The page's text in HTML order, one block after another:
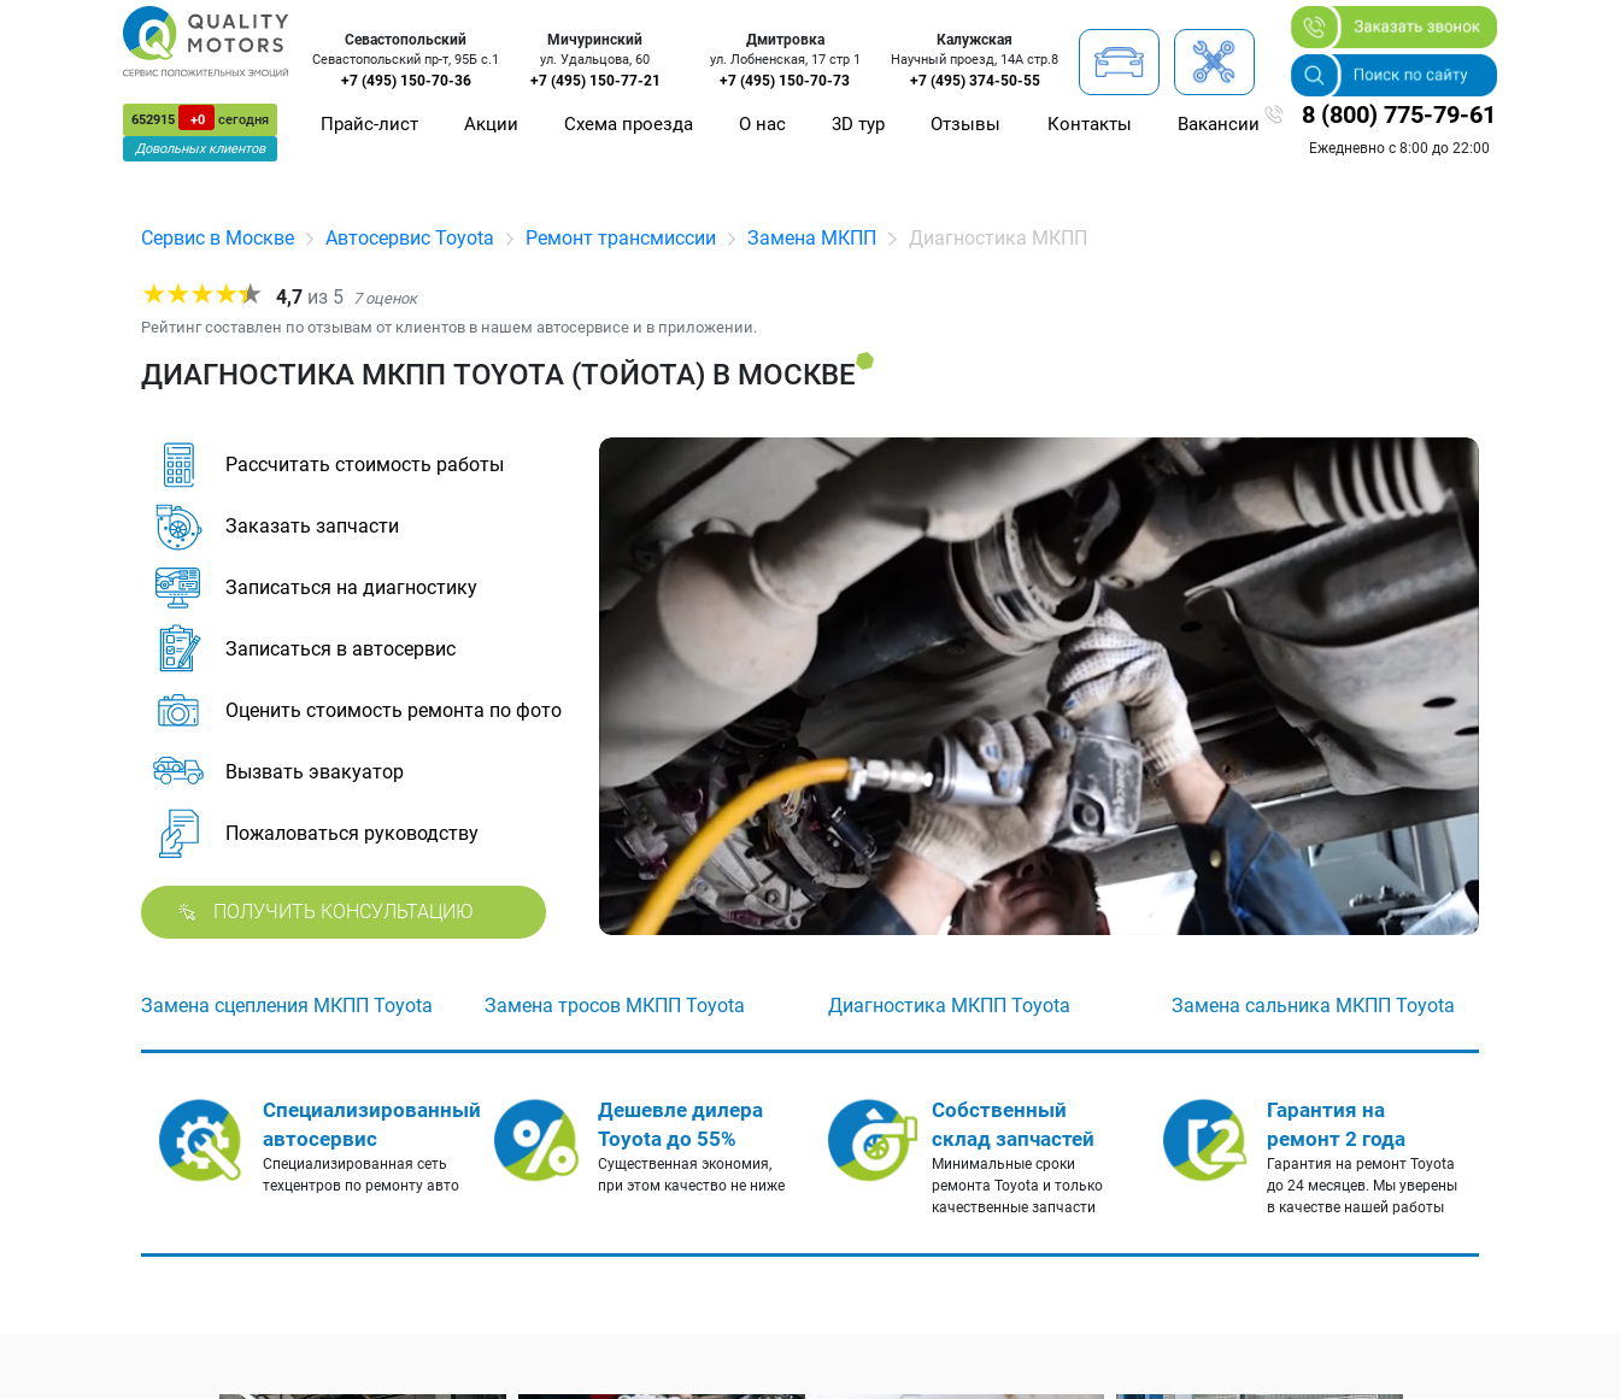
652915 +0
сегодня
Довольных клиентов
Севастопольский
Севастопольский пр-т, 95Б с.1
+7 (495) 150-70-36
Мичуринский
ул. Удальцова, 60
+7 (495) 150-77-21
Дмитровка
ул. Лобненская, 17 стр 1
+7 (495) 150-70-73
Калужская
Научный проезд, 14А стр.8
+7 (495) 374-50-55
Прайс-лист Акции Схема проезда О нас 3D тур Отзывы Контакты Вакансии 8 (800) 775-79-61
Ежедневно с 8:00 до 22:00
Сервис в Москве Автосервис Toyota Ремонт трансмиссии Замена МКПП Диагностика МКПП
4,7 из 5 7оценок
Рейтинг составлен по отзывам от клиентов в нашем автосервисе и в приложении.
ДИАГНОСТИКА МКПП TOYOTA (ТОЙОТА) В МОСКВЕ
Рассчитать стоимость работы
Заказать запчасти
Записаться на диагностику
Записаться в автосервис
Оценить стоимость ремонта по фото
Вызвать эвакуатор
Пожаловаться руководству
ПОЛУЧИТЬ КОНСУЛЬТАЦИЮ
Замена сцепления МКПП Toyota Замена тросов МКПП Toyota Диагностика МКПП Toyota Замена сальника МКПП Toyota
Специализированный
автосервис
Специализированная сеть
техцентров по ремонту авто
Дешевле дилера
Toyota до 55%
Существенная экономия,
при этом качество не ниже
Собственный
склад запчастей
Минимальные сроки
ремонта Toyota и только
качественные запчасти
Гарантия на
ремонт 2 года
Гарантия на ремонт Toyota
до 24 месяцев. Мы уверены
в качестве нашей работы